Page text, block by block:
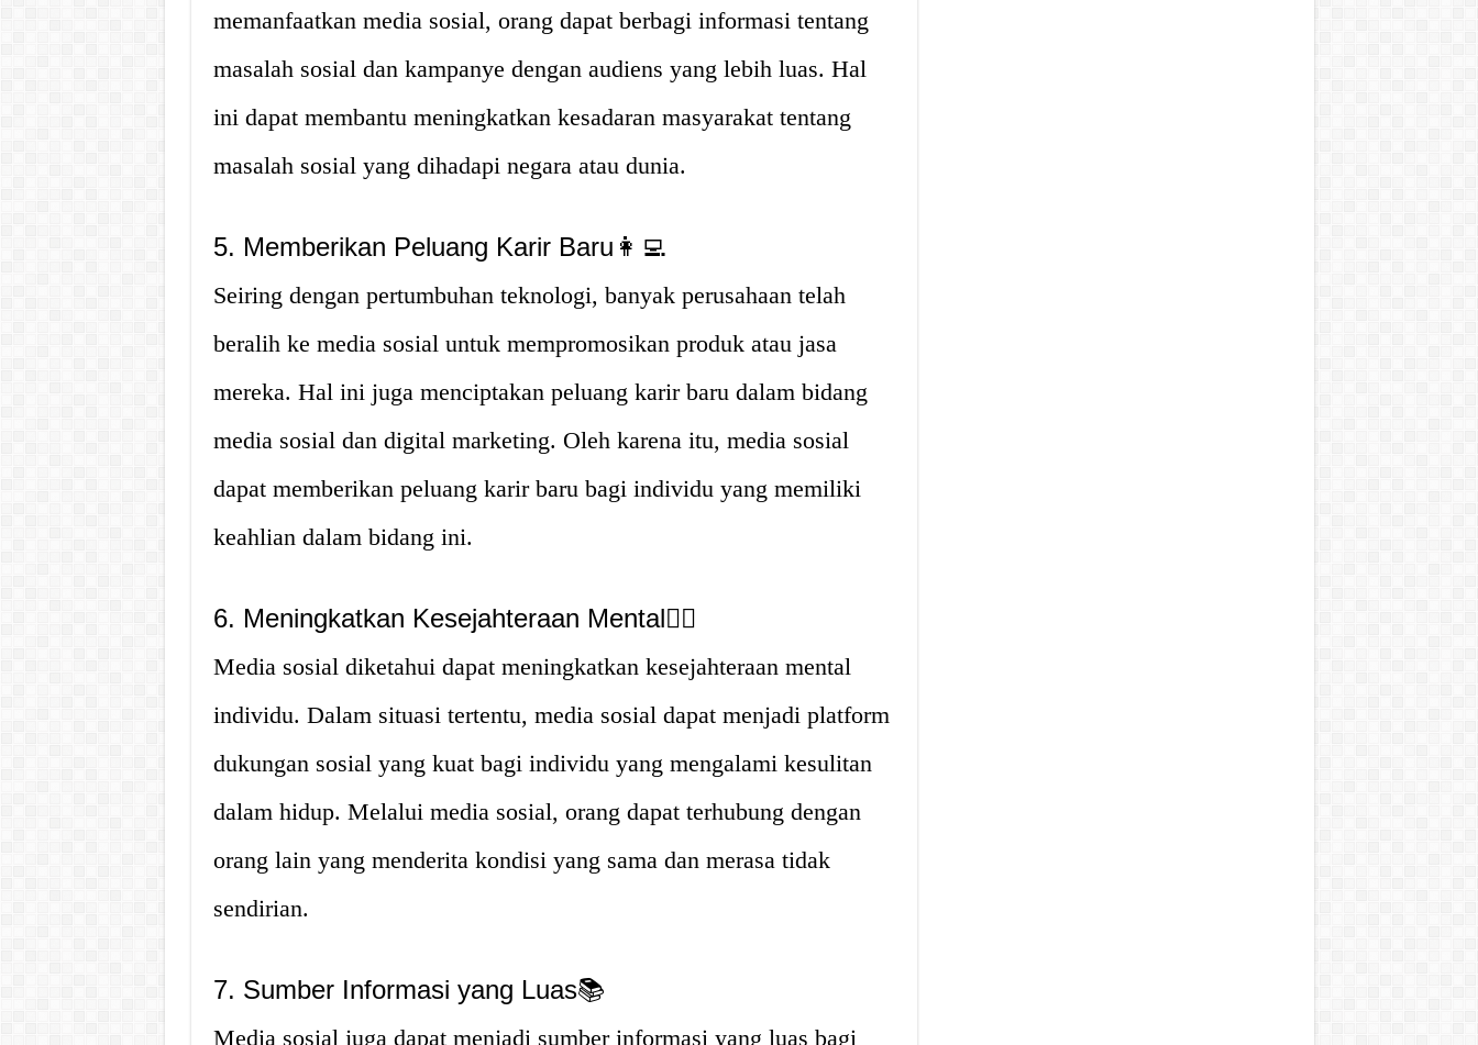
memanfaatkan media sosial, orang dapat berbagi informasi tentang
masalah sosial dan kampanye dengan audiens yang lebih luas. Hal
ini dapat membantu meningkatkan kesadaran masyarakat tentang
masalah sosial yang dihadapi negara atau dunia.
5. Memberikan Peluang Karir Baru👩‍💻
Seiring dengan pertumbuhan teknologi, banyak perusahaan telah
beralih ke media sosial untuk mempromosikan produk atau jasa
mereka. Hal ini juga menciptakan peluang karir baru dalam bidang
media sosial dan digital marketing. Oleh karena itu, media sosial
dapat memberikan peluang karir baru bagi individu yang memiliki
keahlian dalam bidang ini.
6. Meningkatkan Kesejahteraan Mental🧘‍♀️
Media sosial diketahui dapat meningkatkan kesejahteraan mental
individu. Dalam situasi tertentu, media sosial dapat menjadi platform
dukungan sosial yang kuat bagi individu yang mengalami kesulitan
dalam hidup. Melalui media sosial, orang dapat terhubung dengan
orang lain yang menderita kondisi yang sama dan merasa tidak
sendirian.
7. Sumber Informasi yang Luas📚
Media sosial juga dapat menjadi sumber informasi yang luas bagi